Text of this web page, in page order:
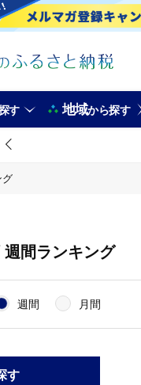
す 地域から探す
グ
週間ランキング
週間 月間
す